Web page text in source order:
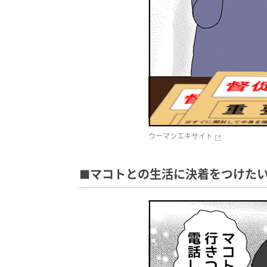
ウーマンエキサイト
■マコトとの生活に決着をつけた